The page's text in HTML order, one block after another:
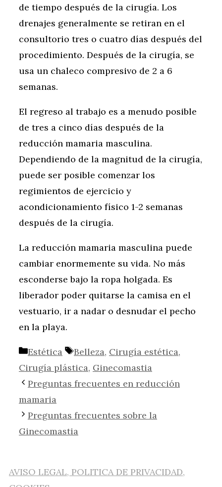
de tiempo después de la cirugía. Los
drenajes generalmente se retiran en el
consultorio tres o cuatro días después del
procedimiento. Después de la cirugía, se
usa un chaleco compresivo de 2 a 6
semanas.
El regreso al trabajo es a menudo posible
de tres a cinco días después de la
reducción mamaria masculina.
Dependiendo de la magnitud de la cirugía,
puede ser posible comenzar los
regimientos de ejercicio y
acondicionamiento físico 1-2 semanas
después de la cirugía.
La reducción mamaria masculina puede
cambiar enormemente su vida. No más
esconderse bajo la ropa holgada. Es
liberador poder quitarse la camisa en el
vestuario, ir a nadar o desnudar el pecho
en la playa.
Categorías
Estética Etiquetas
Belleza, Cirugía estética,
Cirugía plástica, Ginecomastia
Preguntas frecuentes en reducción
mamaria
Preguntas frecuentes sobre la
Ginecomastia
AVISO LEGAL, POLITICA DE PRIVACIDAD,